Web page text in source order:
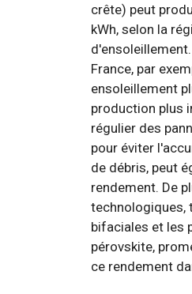
crête) peut
kWh, selon la
France, par
ensoleillement
production plus
régulier des
pour éviter
de débris, peut
rendement. De
technologiques,
bifaciales et les
pérovskite,
ce rendement